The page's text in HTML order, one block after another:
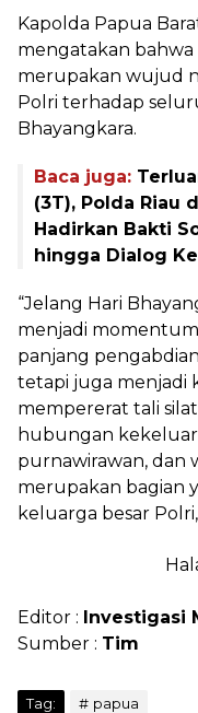
Kapolda Papua
mengatakan bahwa
merupakan wujud
Polri terhadap
Bhayangkara.
Baca juga:
(3T), Polda Riau
Hadirkan Bakti
hingga Dialog
“Jelang Hari
menjadi
panjang
tetapi juga menjadi
mempererat tali
hubungan
purnawirawan, dan
merupakan bagian
keluarga besar
Editor : Investigasi
Sumber : Tim
Tag: papua